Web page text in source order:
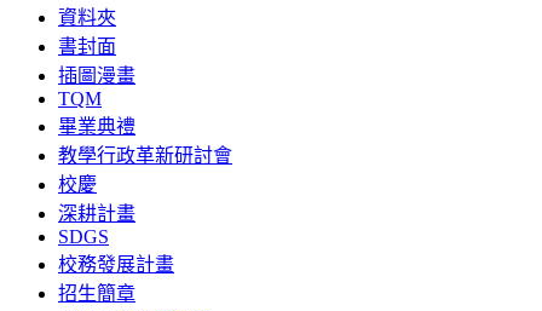
資料夾
書封面
插圖漫畫
TQM
畢業典禮
教學行政革新研討會
校慶
深耕計畫
SDGS
校務發展計畫
招生簡章